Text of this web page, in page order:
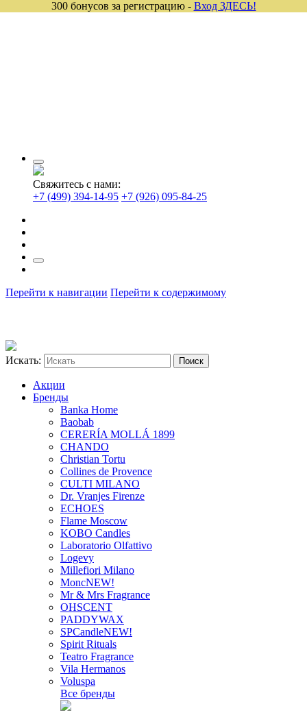
Свяжитесь с нами:
+7 (499) 394-14-95 +7 (926) 095-84-25
Перейти к навигации Перейти к содержимому
Искать:
Акции
Бренды
Banka Home
Baobab
CERERÍA MOLLÁ 1899
CHANDO
Christian Tortu
Collines de Provence
CULTI MILANO
Dr. Vranjes Firenze
ECHOES
Flame Moscow
KOBO Candles
Laboratorio Olfattivo
Logevy
Millefiori Milano
MoncNEW!
Mr & Mrs Fragrance
OHSCENT
PADDYWAX
SPCandleNEW!
Spirit Rituals
Teatro Fragrance
Vila Hermanos
Voluspa
Все бренды
300 бонусов за регистрацию - Вход ЗДЕСЬ!